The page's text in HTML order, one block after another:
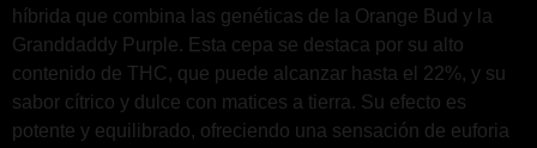
híbrida que combina las genéticas de la Orange Bud y la
Granddaddy Purple. Esta cepa se destaca por su alto
contenido de THC, que puede alcanzar hasta el 22%, y su
sabor cítrico y dulce con matices a tierra. Su efecto es
potente y equilibrado, ofreciendo una sensación de euforia